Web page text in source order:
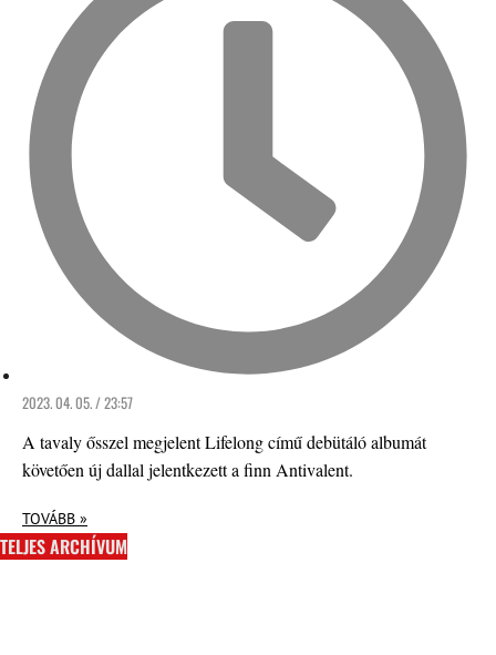
2023. 04. 05. / 23:57
A tavaly ősszel megjelent Lifelong című debütáló albumát
követően új dallal jelentkezett a finn Antivalent.
TOVÁBB »
TELJES ARCHÍVUM